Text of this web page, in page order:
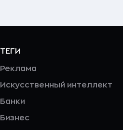
ТЕГИ
Реклама
Искусственный интеллект
Банки
Бизнес